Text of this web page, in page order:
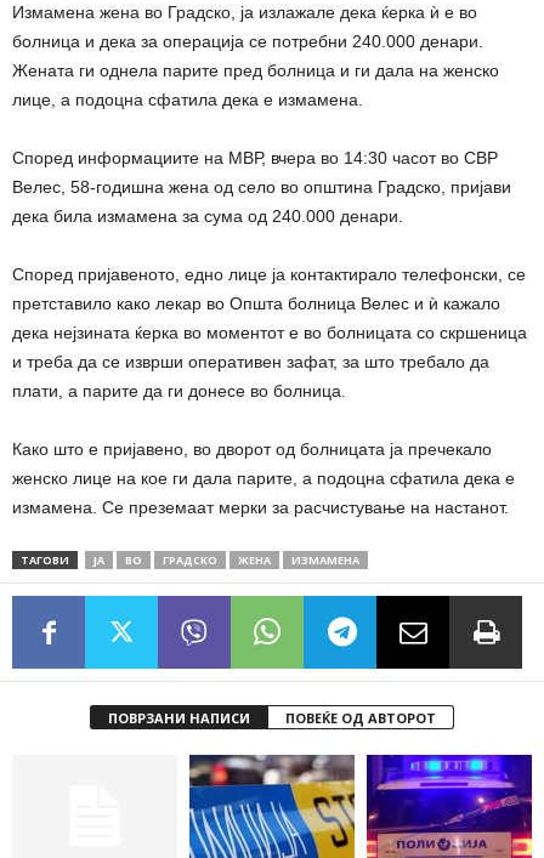
Измамена жена во Градско, ја излажале дека ќерка ѝ е во
болница и дека за операција се потребни 240.000 денари.
Жената ги однела парите пред болница и ги дала на женско
лице, а подоцна сфатила дека е измамена.
Според информациите на МВР, вчера во 14:30 часот во СВР
Велес, 58-годишна жена од село во општина Градско, пријави
дека била измамена за сума од 240.000 денари.
Според пријавеното, едно лице ја контактирало телефонски, се
претставило како лекар во Општа болница Велес и ѝ кажало
дека нејзината ќерка во моментот е во болницата со скршеница
и треба да се изврши оперативен зафат, за што требало да
плати, а парите да ги донесе во болница.
Како што е пријавено, во дворот од болницата ја пречекало
женско лице на кое ги дала парите, а подоцна сфатила дека е
измамена. Се преземаат мерки за расчистување на настанот.
ТАГОВИ ЈА ВО ГРАДСКО ЖЕНА ИЗМАМЕНА
ПОВРЗАНИ НАПИСИ ПОВЕЌЕ ОД АВТОРОТ